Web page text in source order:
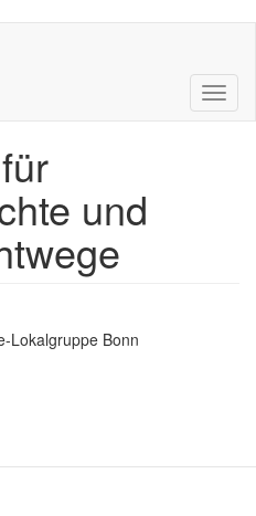
und
Lokalgruppe Bonn